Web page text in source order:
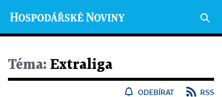
Téma: Extraliga
ODEBÍRAT RSS